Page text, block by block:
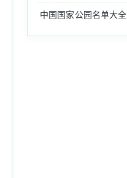
中国国家公园名单大全